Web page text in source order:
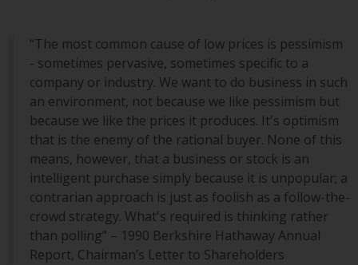
Diese Website ist weder ein
Angebot zum Verkauf noch eine
Aufforderung zur Beteiligung an
privaten oder registrierten
Fonds, die über Redwheel
angeboten werden.
Zu den Fonds im US-Bereich der
Website gehören Produkte, die
gemäß dem Investment Company
Act von 1940 („40 Act Funds“)
registriert sind. Die 40 Act Funds
“The most common cause of low prices is pessimism
- sometimes pervasive, sometimes specific to a
company or industry. We want to do business in such
an environment, not because we like pessimism but
because we like the prices it produces. It's optimism
that is the enemy of the rational buyer. None of this
means, however, that a business or stock is an
intelligent purchase simply because it is unpopular; a
contrarian approach is just as foolish as a follow-the-
crowd strategy. What's required is thinking rather
than polling” – 1990 Berkshire Hathaway Annual
Report, Chairman’s Letter to Shareholders